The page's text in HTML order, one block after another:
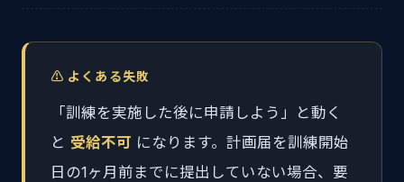
⚠️ よくある失敗
「訓練を実施した後に申請しよう」と動く
と 受給不可 になります。計画届を訓練開始
日の1ヶ月前までに提出していない場合、要